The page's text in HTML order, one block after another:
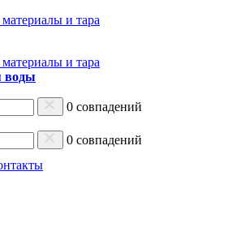
и тара
и тара
воды
0 совпадений
0 совпадений